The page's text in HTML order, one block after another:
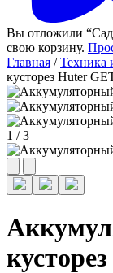
Вы отложили
свою корзину.
Главная /Техника
кусторез Huter
1 /3